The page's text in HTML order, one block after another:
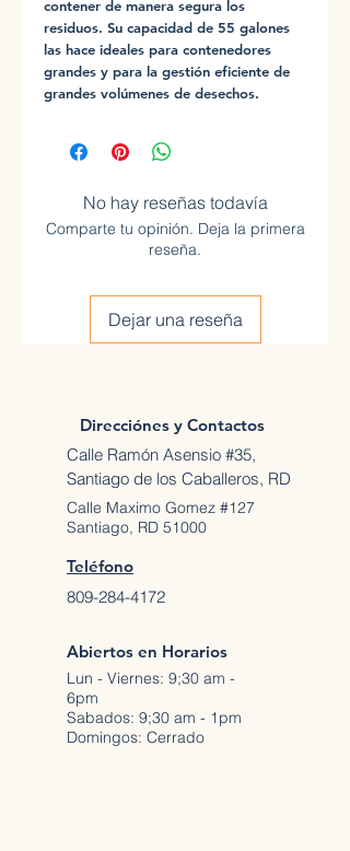
contener de manera segura los
residuos. Su capacidad de 55 galones
las hace ideales para contenedores
grandes y para la gestión eficiente de
grandes volúmenes de desechos.
No hay reseñas todavía
Comparte tu opinión. Deja la primera
reseña.
Dejar una reseña
Direcciónes y Contactos
Calle Ramón Asensio #35,
Santiago de los Caballeros, RD
Calle Maximo Gomez #127
Santiago, RD 51000
Teléfono
809-284-4172
Abiertos en Horarios
Lun - Viernes: 9;30 am -
6pm
Sabados: 9;30 am - 1pm
Domingos: Cerrado